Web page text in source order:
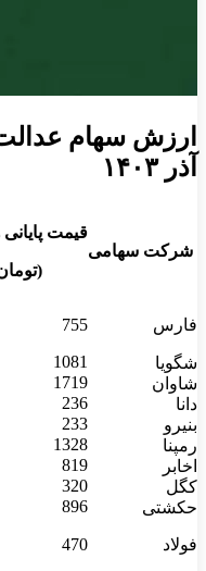
آذر ۱۴۰۳
شرکت سهامی
قیمت
فارس 755
شگویا 1081
شاوان
1719
دانا
236
بنیرو
233
رمپنا
1328
اخابر
819
کگل
320
حکشتی‌
896
فولاد 470